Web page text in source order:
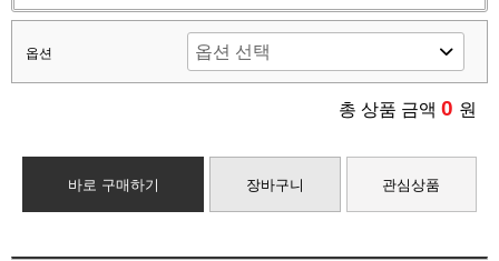
옵션
총 상품 금액 0 원
바로 구매하기 장바구니 관심상품